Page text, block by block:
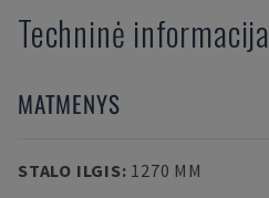
Techninė informacija
MATMENYS
STALO ILGIS: 1270 MM